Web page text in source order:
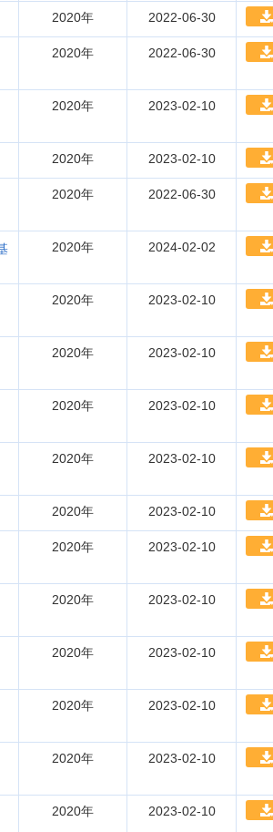
2020年 2022-06-30
2020年 2022-06-30
2020年 2023-02-10
2020年 2023-02-10
2020年 2022-06-30
2020年 2024-02-02
2020年 2023-02-10
2020年 2023-02-10
2020年 2023-02-10
2020年 2023-02-10
2020年 2023-02-10
2020年 2023-02-10
2020年 2023-02-10
2020年 2023-02-10
2020年 2023-02-10
2020年 2023-02-10
2020年 2023-02-10